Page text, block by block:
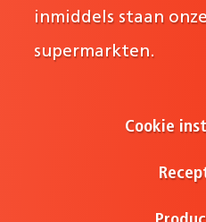
inmiddels staan
supermarkten.
Cookie